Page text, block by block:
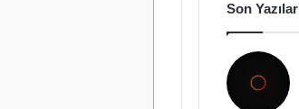
Son Yazılar